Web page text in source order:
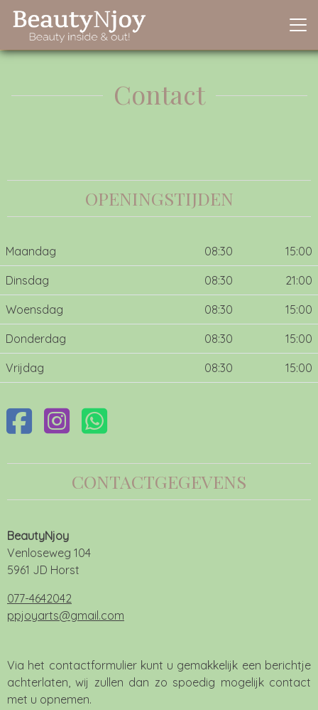
Contact
OPENINGSTIJDEN
Maandag 08:30 15:00
Dinsdag 08:30 21:00
Woensdag 08:30 15:00
Donderdag 08:30 15:00
Vrijdag 08:30 15:00
CONTACTGEGEVENS
BeautyNjoy
Venloseweg 104
5961 JD Horst
077-4642042
ppjoyarts@gmail.com
Via het contactformulier kunt u gemakkelijk een berichtje
achterlaten, wij zullen dan zo spoedig mogelijk contact
met u opnemen.